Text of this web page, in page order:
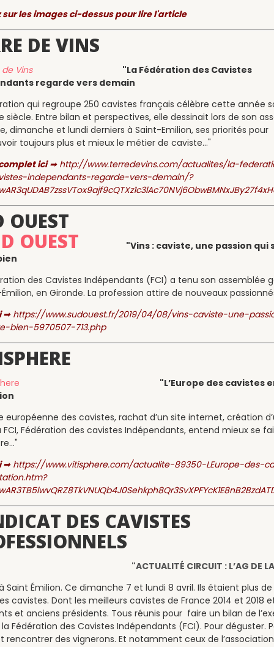
sur les images ci-dessus pour lire l'article
DE VINS
"La Fédération des Cavistes
regarde vers demain
qui regroupe 250 cavistes français célèbre cette année
siècle. Entre bilan et perspectives, elle dessinait lors de son
dimanche et lundi derniers à Saint-Emilion, ses priorités pour
toujours plus et mieux le métier de caviste..."
ici ➡ http://www.terredevins.com/actualites/la-
independants-regarde-vers-demain/?
OUEST
"Vins : caviste, une passion qui
des Cavistes Indépendants (FCI) a tenu son assemblée
en Gironde. La profession attire de nouveaux
➡ https://www.sudouest.fr/2019/04/08/vins-caviste-une-
bien-5970507-713.php
"L’Europe des cavistes
européenne des cavistes, rachat d’un site internet, création
FCI, Fédération des cavistes Indépendants, entend mieux se
➡ https://www.vitisphere.com/actualite-89350-LEurope-des-
DES CAVISTES
"ACTUALITÉ CIRCUIT : L’AG DE
Saint Émilion. Ce dimanche 7 et lundi 8 avril. Ils étaient plus
cavistes. Dont les meilleurs cavistes de France 2014 et 2018
et anciens présidents. Tous réunis pour faire un bilan de
la Fédération des Cavistes Indépendants (FCI). Pour déguster.
rencontrer des vignerons. Et notamment ceux de